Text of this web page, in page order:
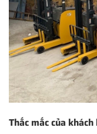
Thắc mắc của